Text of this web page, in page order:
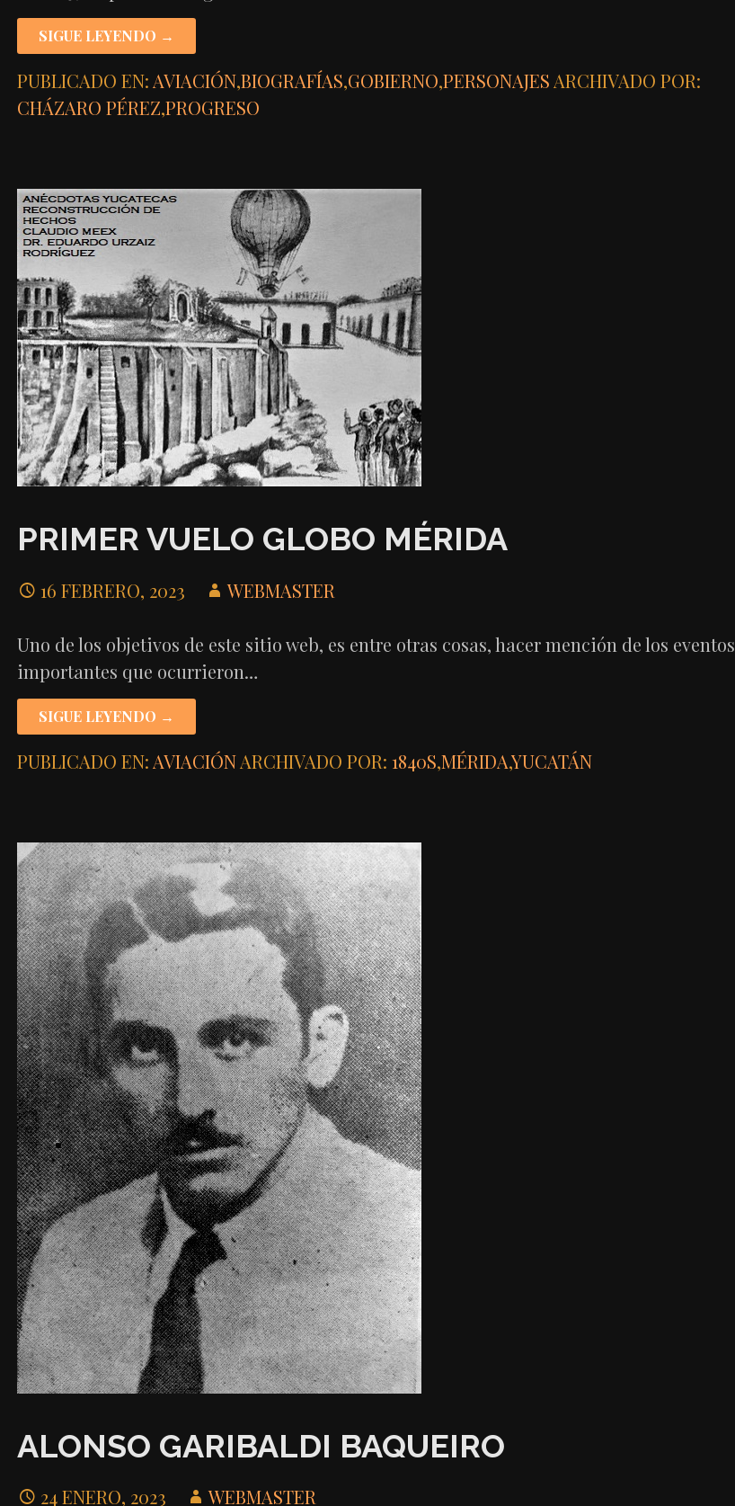
SIGUE LEYENDO →
PUBLICADO EN: AVIACIÓN,BIOGRAFÍAS,GOBIERNO,PERSONAJES ARCHIVADO POR:
CHÁZARO PÉREZ,PROGRESO
PRIMER VUELO GLOBO MÉRIDA
16 FEBRERO, 2023 WEBMASTER
Uno de los objetivos de este sitio web, es entre otras cosas, hacer mención de los eventos
importantes que ocurrieron…
SIGUE LEYENDO →
PUBLICADO EN: AVIACIÓNARCHIVADO POR: 1840S,MÉRIDA,YUCATÁN
ALONSO GARIBALDI BAQUEIRO
24 ENERO, 2023 WEBMASTER